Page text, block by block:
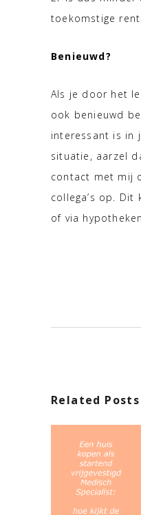
toekomstige
Benieuwd?
Als je door het
ook benieuwd
interessant is in
situatie, aarzel
contact met mij
collega’s op. Dit
of via
Related Posts